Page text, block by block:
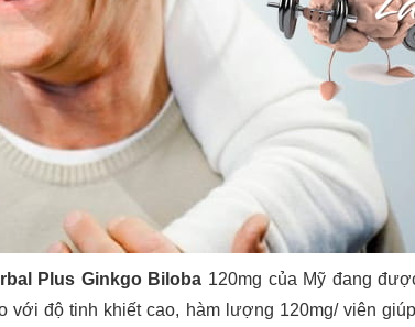
Plus Ginkgo Biloba 120mg của Mỹ đang
với độ tinh khiết cao, hàm lượng 120mg/ viên